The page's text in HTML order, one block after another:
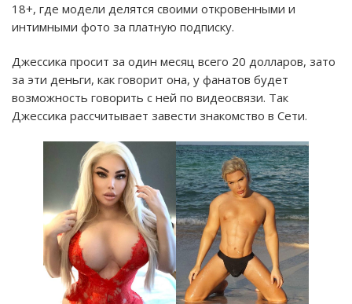
18+, где модели делятся своими откровенными и
интимными фото за платную подписку.
Джессика просит за один месяц всего 20 долларов, зато
за эти деньги, как говорит она, у фанатов будет
возможность говорить с ней по видеосвязи. Так
Джессика рассчитывает завести знакомство в Сети.